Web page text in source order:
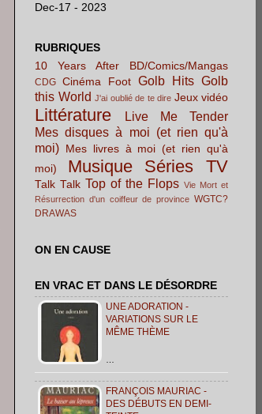
Dec-17 - 2023
RUBRIQUES
10 Years After
BD/Comics/Mangas
CDG Cinéma Foot Golb Hits Golb
this World J'ai oublié de te dire Jeux vidéo
Littérature
Live Me Tender
Mes disques à moi (et rien qu'à
moi) Mes livres à moi (et rien qu'à
moi)
Musique Séries TV
Talk Talk Top of the Flops Vie Mort et
Résurrection d'un coiffeur de province WGTC?
DRAWAS
ON EN CAUSE
EN VRAC ET DANS LE DÉSORDRE
UNE ADORATION -
VARIATIONS SUR LE
MÊME THÈME
FRANÇOIS MAURIAC -
DES DÉBUTS EN DEMI-